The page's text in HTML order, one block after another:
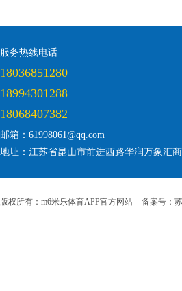
服务热线电话
18036851280
18994301288
18068407382
邮箱：61998061@qq.com
地址：江苏省昆山市前进西路华润万象汇
版权所有：m6米乐体育APP官方网站 备案号：